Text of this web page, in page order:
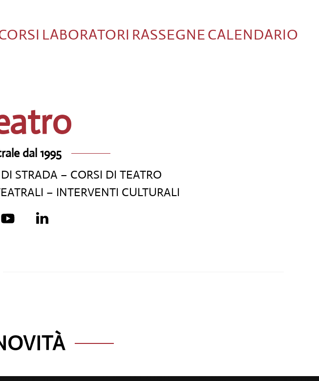
LABORATORI RASSEGNECALENDARIO
dal 1995
STRADA – CORSI DI TEATRO
– INTERVENTI CULTURALI